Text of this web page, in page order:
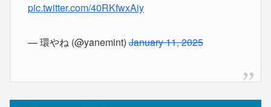
pic.twitter.com/40RKfwxAiy
— 環やね (@yanemint)January 11, 2025